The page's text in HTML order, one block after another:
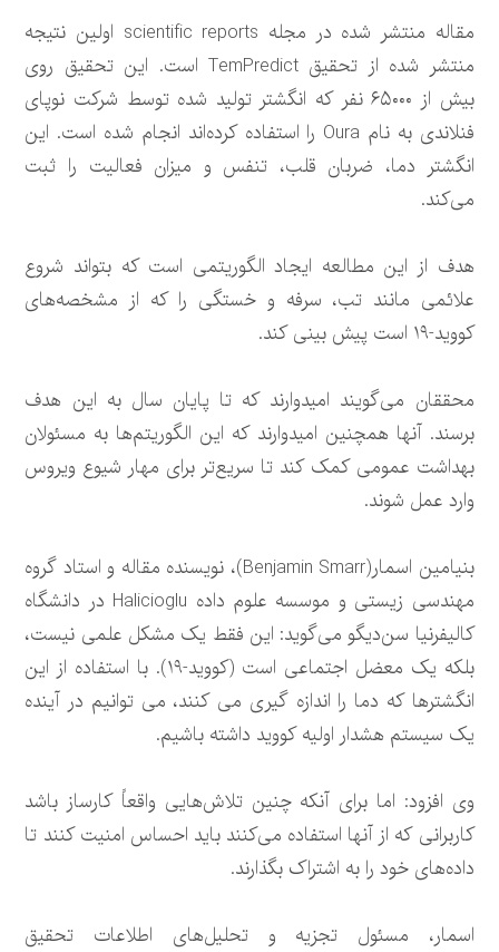
مقاله منتشر شده در مجله scientific reports اولین نتیجه
منتشر شده از تحقیق TemPredict است. این تحقیق روی
بیش از ۶۵۰۰۰ نفر که انگشتر تولید شده توسط شرکت نوپای
فنلاندی به نام Oura را استفاده کرده‌اند انجام شده است. این
انگشتر دما، ضربان قلب، تنفس و میزان فعالیت را ثبت
می‌کند.
هدف از این مطالعه ایجاد الگوریتمی است که بتواند شروع
علائمی مانند تب، سرفه و خستگی را که از مشخصه‌های
کووید-۱۹ است پیش بینی کند.
محققان می‌گویند امیدوارند که تا پایان سال به این هدف
برسند. آنها همچنین امیدوارند که این الگوریتم‌ها به مسئولان
بهداشت عمومی کمک کند تا سریع‌تر برای مهار شیوع ویروس
وارد عمل شوند.
بنیامین اسمار(Benjamin Smarr)، نویسنده مقاله و استاد گروه
مهندسی زیستی و موسسه علوم داده Halicioglu در دانشگاه
کالیفرنیا سن‌دیگو می‌گوید: این فقط یک مشکل علمی نیست،
بلکه یک معضل اجتماعی است (کووید-۱۹). با استفاده از این
انگشترها که دما را اندازه گیری می کنند، می توانیم در آینده
یک سیستم هشدار اولیه کووید داشته باشیم.
وی افزود: اما برای آنکه چنین تلاش‌هایی واقعاً کارساز باشد
کاربرانی که از آنها استفاده می‌کنند باید احساس امنیت کنند تا
داده‌های خود را به اشتراک بگذارند.
اسمار، مسئول تجزیه و تحلیل‌های اطلاعات تحقیق